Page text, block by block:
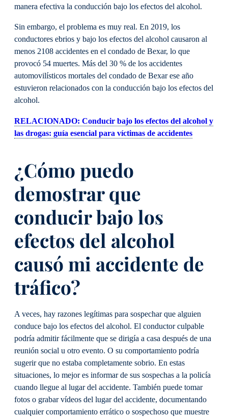
manera efectiva la conducción bajo los efectos del alcohol.
Sin embargo, el problema es muy real. En 2019, los
conductores ebrios y bajo los efectos del alcohol causaron al
menos 2108 accidentes en el condado de Bexar, lo que
provocó 54 muertes. Más del 30 % de los accidentes
automovilísticos mortales del condado de Bexar ese año
estuvieron relacionados con la conducción bajo los efectos del
alcohol.
RELACIONADO: Conducir bajo los efectos del alcohol y
las drogas: guía esencial para víctimas de accidentes
¿Cómo puedo
demostrar que
conducir bajo los
efectos del alcohol
causó mi accidente de
tráfico?
A veces, hay razones legítimas para sospechar que alguien
conduce bajo los efectos del alcohol. El conductor culpable
podría admitir fácilmente que se dirigía a casa después de una
reunión social u otro evento. O su comportamiento podría
sugerir que no estaba completamente sobrio. En estas
situaciones, lo mejor es informar de sus sospechas a la policía
cuando llegue al lugar del accidente. También puede tomar
fotos o grabar vídeos del lugar del accidente, documentando
cualquier comportamiento errático o sospechoso que muestre